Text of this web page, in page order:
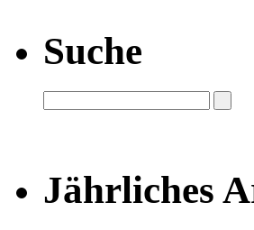
Suche
Jährliches